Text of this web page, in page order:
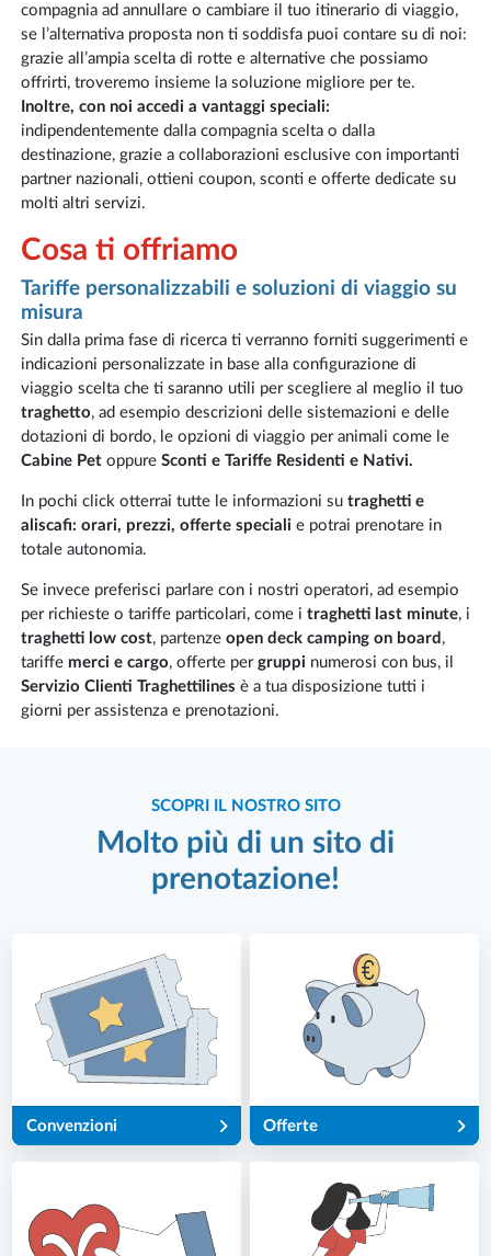
compagnia ad annullare o cambiare il tuo itinerario di viaggio,
se l’alternativa proposta non ti soddisfa puoi contare su di noi:
grazie all’ampia scelta di rotte e alternative che possiamo
offrirti, troveremo insieme la soluzione migliore per te.
Inoltre, con noi accedi a vantaggi speciali:
indipendentemente dalla compagnia scelta o dalla
destinazione, grazie a collaborazioni esclusive con importanti
partner nazionali, ottieni coupon, sconti e offerte dedicate su
molti altri servizi.
Cosa ti offriamo
Tariffe personalizzabili e soluzioni di viaggio su
misura
Sin dalla prima fase di ricerca ti verranno forniti suggerimenti e
indicazioni personalizzate in base alla configurazione di
viaggio scelta che ti saranno utili per scegliere al meglio il tuo
traghetto, ad esempio descrizioni delle sistemazioni e delle
dotazioni di bordo, le opzioni di viaggio per animali come le
Cabine Petoppure Sconti e Tariffe Residenti e Nativi.
In pochi click otterrai tutte le informazioni su traghetti e
aliscafi: orari, prezzi, offerte speciali e potrai prenotare in
totale autonomia.
Se invece preferisci parlare con i nostri operatori, ad esempio
per richieste o tariffe particolari, come i traghetti last minute, i
traghetti low cost, partenze open deck camping on board ,
tariffe merci e cargo, offerte per gruppi numerosi con bus, il
Servizio Clienti Traghettilines è a tua disposizione tutti i
giorni per assistenza e prenotazioni.
SCOPRI IL NOSTRO SITO
Molto più di un sito di
prenotazione!
Convenzioni Offerte